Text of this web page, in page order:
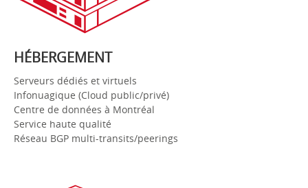
HÉBERGEMENT
Serveurs dédiés et virtuels
Infonuagique (Cloud public/privé)
Centre de données à Montréal
Service haute qualité
Réseau BGP multi-transits/peerings